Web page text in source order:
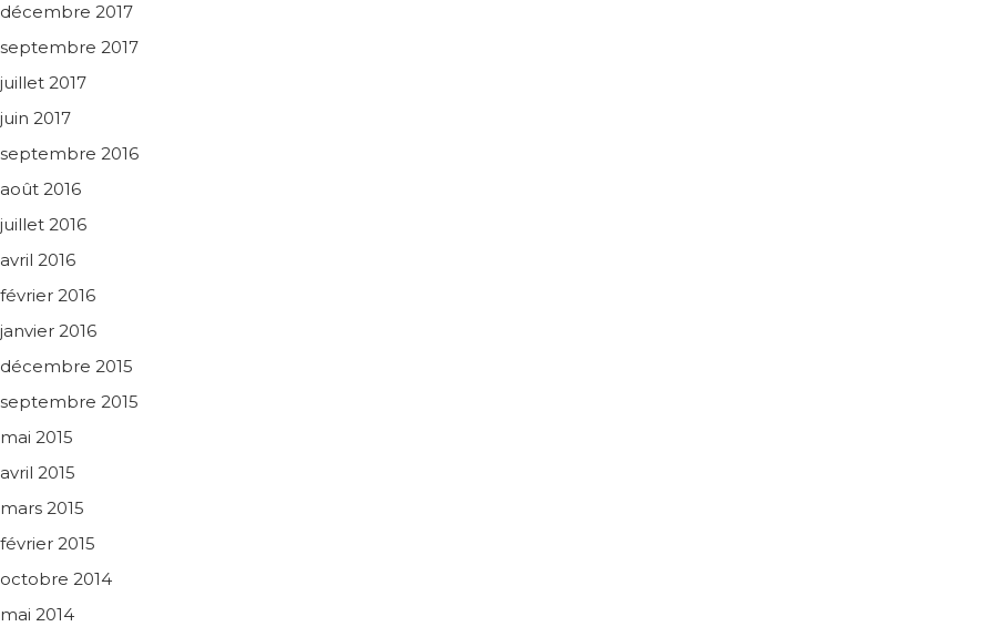
décembre 2017
septembre 2017
juillet 2017
juin 2017
septembre 2016
août 2016
juillet 2016
avril 2016
février 2016
janvier 2016
décembre 2015
septembre 2015
mai 2015
avril 2015
mars 2015
février 2015
octobre 2014
mai 2014